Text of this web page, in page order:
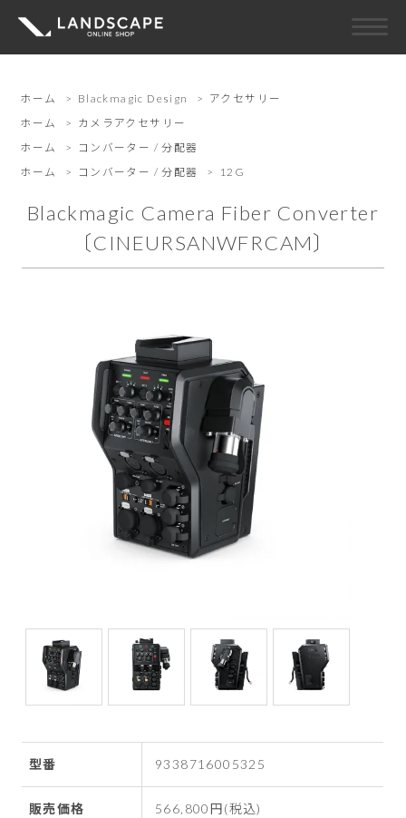
ホーム > Blackmagic Design > アクセサリー
ホーム
> カメラアクセサリー
ホーム
>
コンバーター / 分配器
ホーム
> コンバーター / 分配器 > 12G
Blackmagic Camera Fiber Converter
〔CINEURSANWFRCAM〕
型番 9338716005325
販売価格 566,800円(税込)